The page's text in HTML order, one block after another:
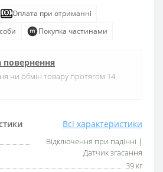
Всі характеристики
Відключення при падінні |
Датчик згасання
39 кг
Оплата при отриманні
Покупка частинами
повернення
чи обмін товару протягом 14